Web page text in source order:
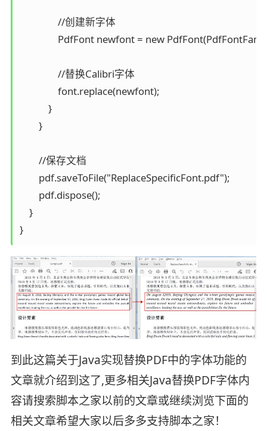
                //创建新字体
PdfFont newfont = new
                //替换Calibri字体
                font.replace(newfont);
            }
        }
        //保存文档
        pdf.saveToFile("ReplaceSpecificFont.pdf");
        pdf.dispose();
    }
}
到此这篇关于Java实现替换PDF中的字体功能的
文章就介绍到这了,更多相关Java替换PDF字体内
容请搜索脚本之家以前的文章或继续浏览下面的
相关文章希望大家以后多多支持脚本之家！